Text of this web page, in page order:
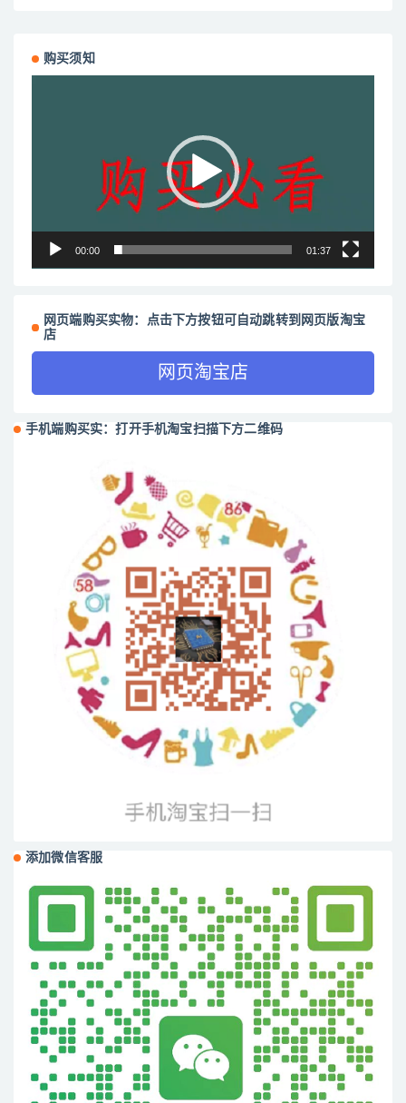
购买须知
00:00 01:37
网页端购买实物：点击下方按钮可自动跳转到网页版淘宝
店
网页淘宝店
手机端购买实：打开手机淘宝扫描下方二维码
添加微信客服